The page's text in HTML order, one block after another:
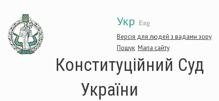
основного
матеріалу
Укр Eng
Версія для людей з вадами зору
Пошук Мапа сайту
Конституційний Суд
України